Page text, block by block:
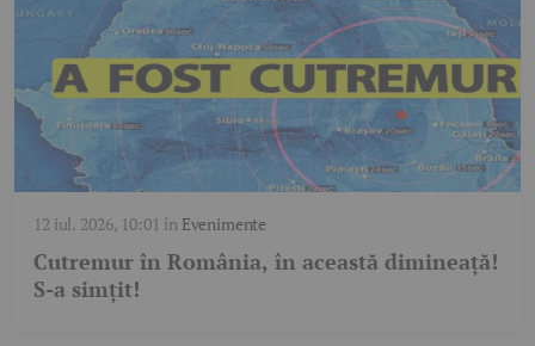
12 iul. 2026, 10:01 în Evenimente
Cutremur în România, în această dimineață!
S-a simțit!